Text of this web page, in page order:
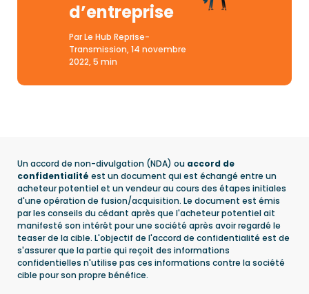
d’entreprise
Par Le Hub Reprise-
Transmission, 14 novembre
2022, 5 min
Un accord de non-divulgation (NDA) ou accord de
confidentialité est un document qui est échangé entre un
acheteur potentiel et un vendeur au cours des étapes initiales
d'une opération de fusion/acquisition. Le document est émis
par les conseils du cédant après que l'acheteur potentiel ait
manifesté son intérêt pour une société après avoir regardé le
teaser de la cible. L'objectif de l'accord de confidentialité est de
s'assurer que la partie qui reçoit des informations
confidentielles n'utilise pas ces informations contre la société
cible pour son propre bénéfice.